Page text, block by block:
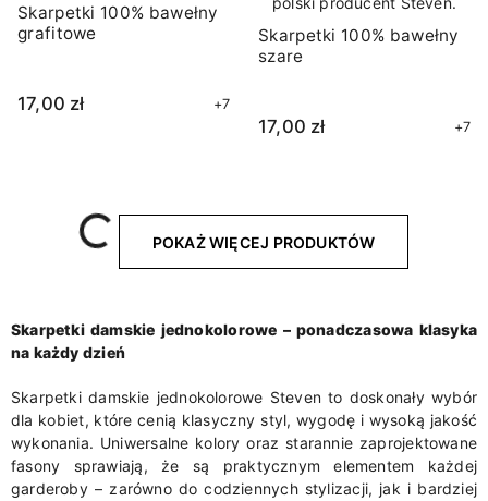
Skarpetki 100% bawełny
grafitowe
17,00 zł +7
Skarpetki 100% bawełny
szare
17,00 zł +7
Wczytywanie....
POKAŻ WIĘCEJ PRODUKTÓW
Skarpetki damskie jednokolorowe – ponadczasowa klasyka
na każdy dzień
Skarpetki damskie jednokolorowe Steven to doskonały wybór
dla kobiet, które cenią klasyczny styl, wygodę i wysoką jakość
wykonania. Uniwersalne kolory oraz starannie zaprojektowane
fasony sprawiają, że są praktycznym elementem każdej
garderoby – zarówno do codziennych stylizacji, jak i bardziej